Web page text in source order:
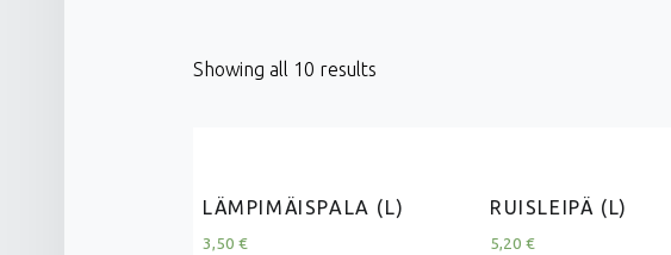
Showing all 10 results
LÄMPIMÄISPALA (L)
3,50 €
RUISLEIPÄ (L)
5,20 €